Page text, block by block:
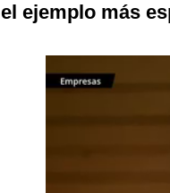
el ejemplo más